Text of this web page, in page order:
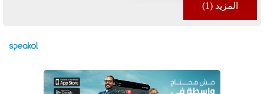
المزيد (1)